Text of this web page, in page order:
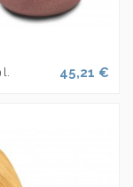
l. 45,21 €